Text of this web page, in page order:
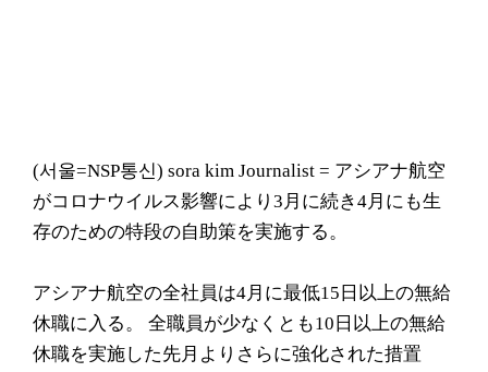
(서울=NSP통신) sora kim Journalist = アシアナ航空
がコロナウイルス影響により3月に続き4月にも生
存のための特段の自助策を実施する。
アシアナ航空の全社員は4月に最低15日以上の無給
休職に入る。 全職員が少なくとも10日以上の無給
休職を実施した先月よりさらに強化された措置